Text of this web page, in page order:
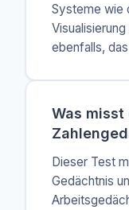
Systeme wie
ebenfalls,
Was misst
Dieser Test
Gedächtnis